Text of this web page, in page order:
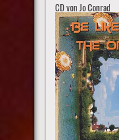
CD von Jo Conrad